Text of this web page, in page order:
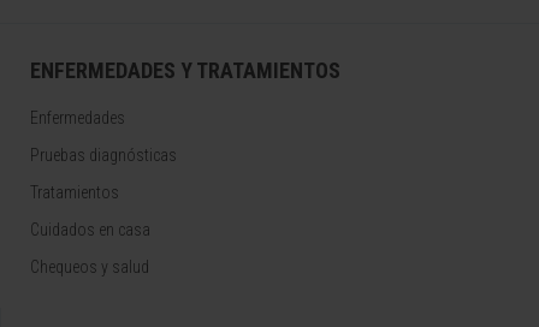
ENFERMEDADES Y TRATAMIENTOS
Enfermedades
Pruebas diagnósticas
Tratamientos
Cuidados en casa
Chequeos y salud